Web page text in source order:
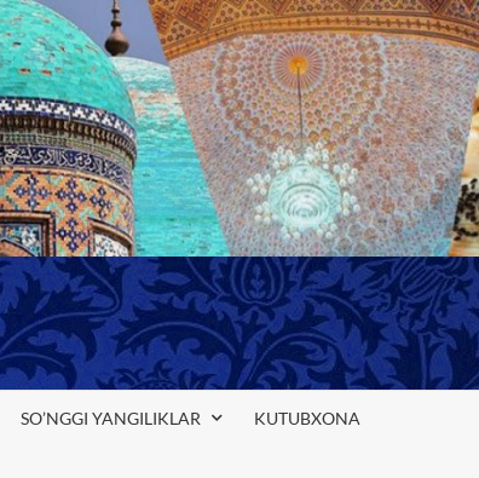
SO’NGGI YANGILIKLAR KUTUBXONA